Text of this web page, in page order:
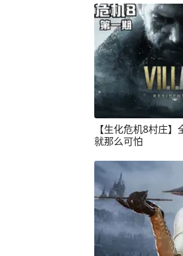
【生化危机8村庄
就那么可怕